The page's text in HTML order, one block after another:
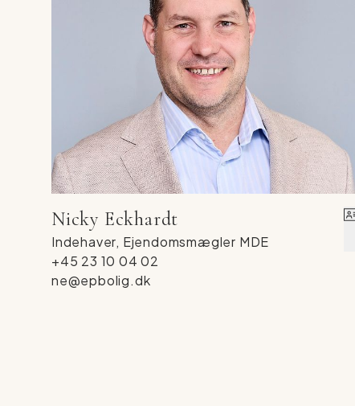
Nicky Eckhardt
Indehaver, Ejendomsmægler MDE
+45 23 10 04 02
ne@epbolig.dk